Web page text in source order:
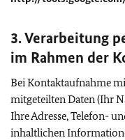
3. Verarbeitung
im Rahmen der
Bei Kontaktaufnahme
mitgeteilten Daten (Ihr
Ihre Adresse, Telefon-
inhaltlichen